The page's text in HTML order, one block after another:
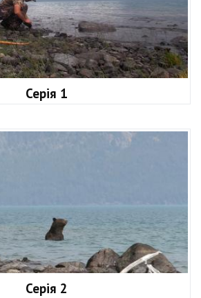
Серія 1
Серія 2